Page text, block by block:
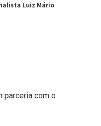
Luiz Mário
parceria com o